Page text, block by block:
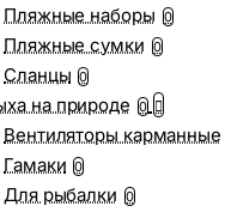
Пляжные наборы 0
Пляжные сумки 0
Сланцы 0
на природе 0
Вентиляторы карманные
Гамаки 0
Для рыбалки 0